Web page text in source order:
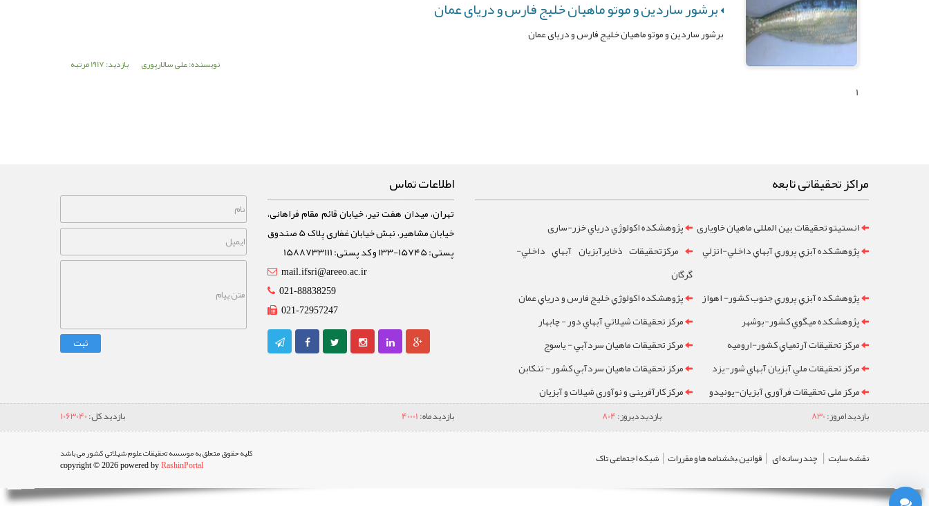
برشور ساردین و موتو ماهیان خلیج فارس و دریای عمان
برشور ساردین و موتو ماهیان خلیج فارس و دریای عمان
نویسنده: علی سالارپوری بازدید: 1917 مرتبه
1
مراکز تحقیقاتی تابعه
انستیتو تحقیقات بین المللی ماهیان خاویاری
پژوهشکده اکولوژي درياي خزر-ساری
پژوهشکده آبزي پروري آبهاي داخلي-انزلي
مرکزتحقيقات ذخايرآبزيان آبهاي داخلي-
گرگان
پژوهشکده آبزي پروري جنوب کشور- اهواز
پژوهشکده اکولوژي خليج فارس و درياي عمان
پژوهشکده ميگوي کشور-بوشهر
مرکز تحقيقات شيلاتي آبهاي دور - چابهار
مرکز تحقيقات آرتمياي کشور-ارومیه
مرکز تحقيقات ماهيان سردآبي - ياسوج
مرکز تحقيقات ملي آبزيان آبهاي شور-یزد
مرکز تحقيقات ماهيان سردآبي کشور - تنکابن
مرکز ملی تحقیقات فرآوری آبزیان-یونیدو
مرکز کارآفرینی و نوآوری شیلات و آبزیان
اطلاعات تماس
تهران، میدان هفت تیر، خیابان قائم مقام فراهانی،
خیابان مشاهیر، نبش خیابان غفاری پلاک 5 صندوق
پستی: 15745-133 و کد پستی: 1588733111
mail.ifsri@areeo.ac.ir
021-88838259
021-72957247
ثبت
بازدید امروز:830 بازدید دیروز:804 بازدید ماه:40001 بازدید کل:1063040
نقشه سایت | چند رسانه ای | قوانین،بخشنامه ها و مقررات | شبکه اجتماعی تاک کلیه حقوق متعلق به موسسه تحقیقات علوم شیلاتی کشور می باشد
copyright © 2026 powered byRashinPortal